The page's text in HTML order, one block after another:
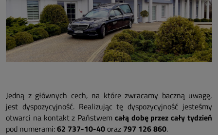
Jedną z głównych cech, na które zwracamy baczną uwagę,
jest dyspozycyjność. Realizując tę dyspozycyjność jesteśmy
otwarci na kontakt z Państwem całą dobę przez cały tydzień
pod numerami:62 737-10-40oraz 797 126 860.